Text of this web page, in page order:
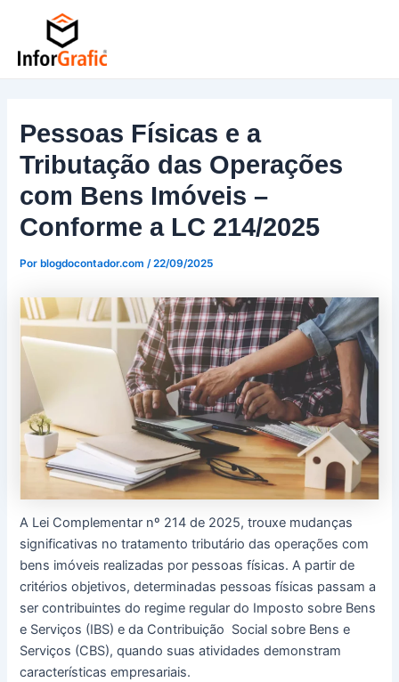
Pessoas Físicas e a
Tributação das Operações
com Bens Imóveis –
Conforme a LC 214/2025
Por blogdocontador.com/22/09/2025
A Lei Complementar nº 214 de 2025, trouxe mudanças
significativas no tratamento tributário das operações com
bens imóveis realizadas por pessoas físicas. A partir de
critérios objetivos, determinadas pessoas físicas passam a
ser contribuintes do regime regular do Imposto sobre Bens
e Serviços (IBS) e da Contribuição Social sobre Bens e
Serviços (CBS), quando suas atividades demonstram
características empresariais.
navigation